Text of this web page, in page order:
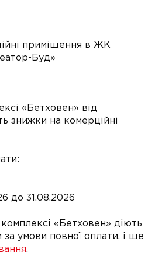
«Бетховен» від
знижки на комерційні
до 31.08.2026
«Бетховен» діють
за умови повної оплати, і ще
.